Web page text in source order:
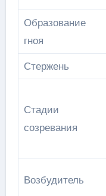
Образование
гноя
Стержень
Стадии
созревания
Возбудитель